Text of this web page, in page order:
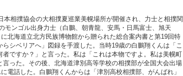
本相撲協会の大相撲夏巡業美幌場所が開催され、力士と相撲関
モンゴル出身力士（白鵬、朝青龍、安馬・日馬富士、旭天
北海道立北方民族博物館から贈られた総合案内書と第19回特
シベリアへ」図録を手渡した。当時19歳の白鵬翔くんは「こ
ですか？」と言った。私は「これは本物ですよ。私は美幌町
った。その後、北海道津別高等学校の相撲部が全国大会出場
電話した。白鵬翔くんからは「津別高校相撲部、がんばれ」